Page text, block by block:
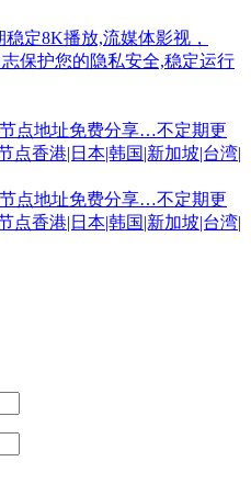
节点地址免费分享…不定期更
香港|日本|韩国|新加坡|台湾|
节点地址免费分享…不定期更
香港|日本|韩国|新加坡|台湾|